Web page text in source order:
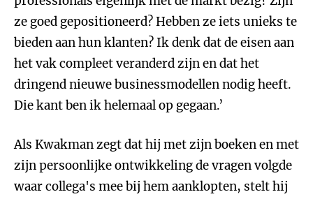
ze goed gepositioneerd? Hebben ze iets unieks te
bieden aan hun klanten? Ik denk dat de eisen aan
het vak compleet veranderd zijn en dat het
dringend nieuwe businessmodellen nodig heeft.
Die kant ben ik helemaal op gegaan.’
Als Kwakman zegt dat hij met zijn boeken en met
zijn persoonlijke ontwikkeling de vragen volgde
waar collega's mee bij hem aanklopten, stelt hij